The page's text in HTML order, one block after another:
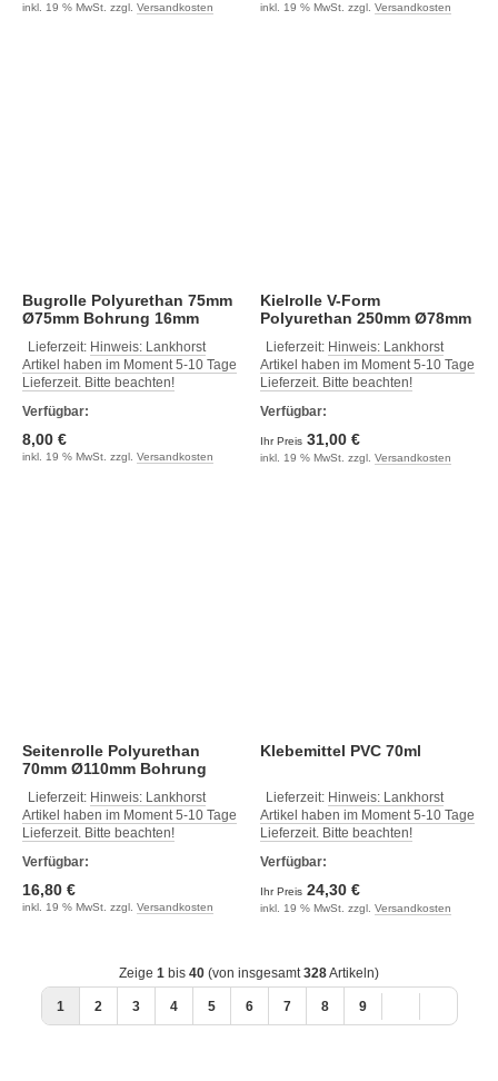
inkl. 19 % MwSt. zzgl. Versandkosten inkl. 19 % MwSt. zzgl. Versandkosten
Bugrolle Polyurethan 75mm
Ø75mm Bohrung 16mm
Lieferzeit: Hinweis: Lankhorst
Artikel haben im Moment 5-10 Tage
Lieferzeit. Bitte beachten!
Verfügbar:
8,00 €
inkl. 19 % MwSt. zzgl. Versandkosten
Kielrolle V-Form
Polyurethan 250mm Ø78mm
Lieferzeit: Hinweis: Lankhorst
Artikel haben im Moment 5-10 Tage
Lieferzeit. Bitte beachten!
Verfügbar:
Ihr Preis 31,00 €
inkl. 19 % MwSt. zzgl. Versandkosten
Seitenrolle Polyurethan
70mm Ø110mm Bohrung
Lieferzeit: Hinweis: Lankhorst
Artikel haben im Moment 5-10 Tage
Lieferzeit. Bitte beachten!
Verfügbar:
16,80 €
inkl. 19 % MwSt. zzgl. Versandkosten
Klebemittel PVC 70ml
Lieferzeit: Hinweis: Lankhorst
Artikel haben im Moment 5-10 Tage
Lieferzeit. Bitte beachten!
Verfügbar:
Ihr Preis 24,30 €
inkl. 19 % MwSt. zzgl. Versandkosten
Zeige 1 bis 40 (von insgesamt328Artikeln)
1 2 3 4 5 6 7 8 9